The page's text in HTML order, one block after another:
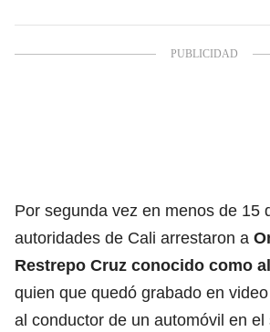
Por segunda vez en menos de 15
autoridades de Cali arrestaron a
Restrepo Cruz conocido como
quien que quedó grabado en
al conductor de un automóvil en el